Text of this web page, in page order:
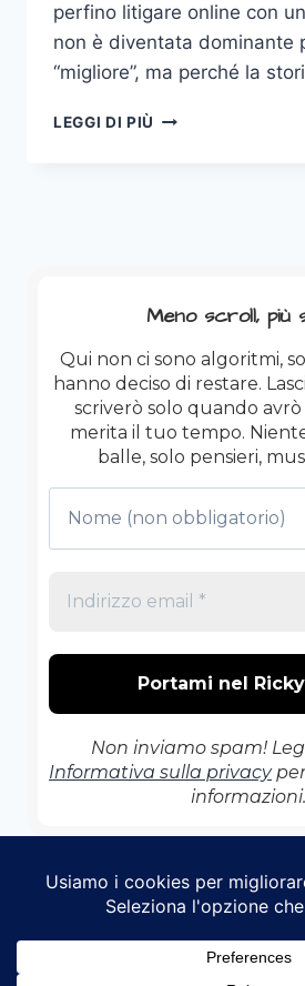
perfino litigare online con
non è diventata dominante
“migliore”, ma perché la
LEGGI DI PIÙ DU
Meno scroll, più
Qui non ci sono algoritmi,
hanno deciso di restare.
scriverò solo quando
merita il tuo tempo.
balle, solo pensieri,
Non inviamo spam!
Informativa sulla privacy
informazioni.